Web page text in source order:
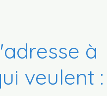
à
veulent :